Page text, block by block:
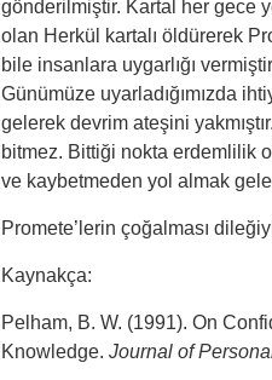
gönderilmiştir. Kartal her gece
olan Herkül kartalı öldürerek
bile insanlara uygarlığı
Günümüze uyarladığımızda
gelerek devrim ateşini
bitmez. Bittiği nokta erdemlilik
ve kaybetmeden yol almak
Promete’lerin çoğalması
Kaynakça:
Pelham, B. W. (1991). On
Knowledge. Journal of